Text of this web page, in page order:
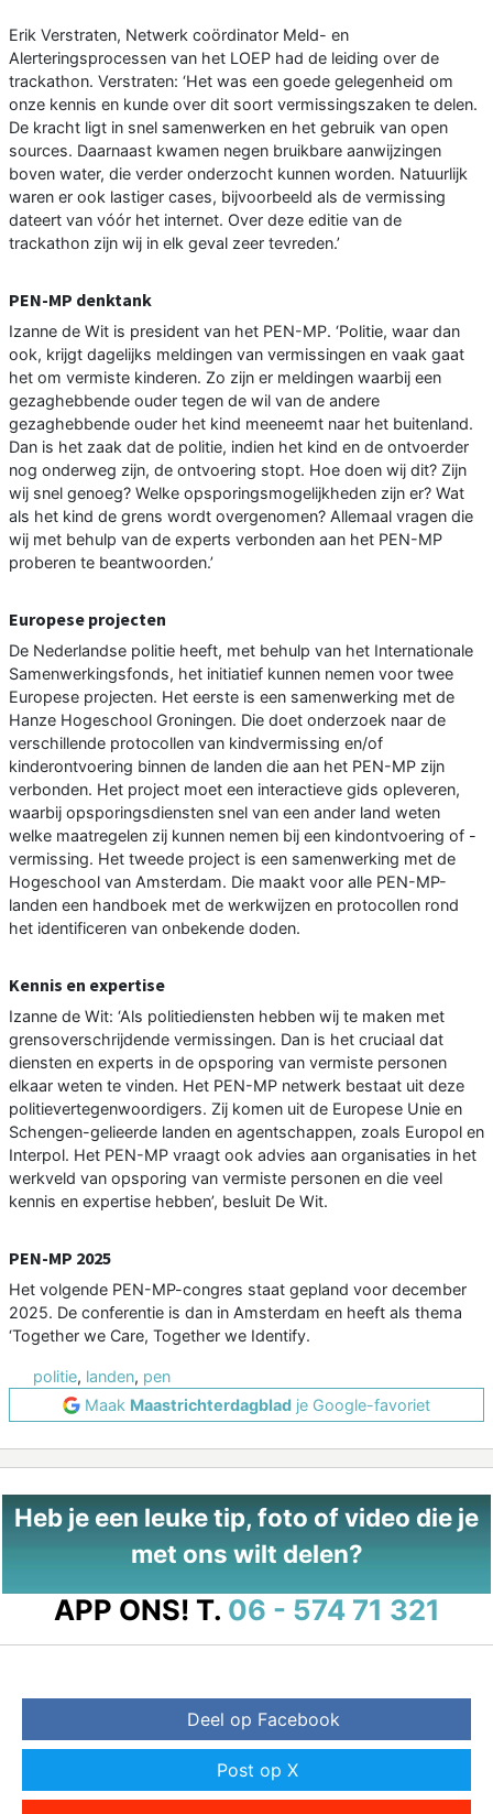
Erik Verstraten, Netwerk coördinator Meld- en
Alerteringsprocessen van het LOEP had de leiding over de
trackathon. Verstraten: ‘Het was een goede gelegenheid om
onze kennis en kunde over dit soort vermissingszaken te delen.
De kracht ligt in snel samenwerken en het gebruik van open
sources. Daarnaast kwamen negen bruikbare aanwijzingen
boven water, die verder onderzocht kunnen worden. Natuurlijk
waren er ook lastiger cases, bijvoorbeeld als de vermissing
dateert van vóór het internet. Over deze editie van de
trackathon zijn wij in elk geval zeer tevreden.’
PEN-MP denktank
Izanne de Wit is president van het PEN-MP. ‘Politie, waar dan
ook, krijgt dagelijks meldingen van vermissingen en vaak gaat
het om vermiste kinderen. Zo zijn er meldingen waarbij een
gezaghebbende ouder tegen de wil van de andere
gezaghebbende ouder het kind meeneemt naar het buitenland.
Dan is het zaak dat de politie, indien het kind en de ontvoerder
nog onderweg zijn, de ontvoering stopt. Hoe doen wij dit? Zijn
wij snel genoeg? Welke opsporingsmogelijkheden zijn er? Wat
als het kind de grens wordt overgenomen? Allemaal vragen die
wij met behulp van de experts verbonden aan het PEN-MP
proberen te beantwoorden.’
Europese projecten
De Nederlandse politie heeft, met behulp van het Internationale
Samenwerkingsfonds, het initiatief kunnen nemen voor twee
Europese projecten. Het eerste is een samenwerking met de
Hanze Hogeschool Groningen. Die doet onderzoek naar de
verschillende protocollen van kindvermissing en/of
kinderontvoering binnen de landen die aan het PEN-MP zijn
verbonden. Het project moet een interactieve gids opleveren,
waarbij opsporingsdiensten snel van een ander land weten
welke maatregelen zij kunnen nemen bij een kindontvoering of -
vermissing. Het tweede project is een samenwerking met de
Hogeschool van Amsterdam. Die maakt voor alle PEN-MP-
landen een handboek met de werkwijzen en protocollen rond
het identificeren van onbekende doden.
Kennis en expertise
Izanne de Wit: ‘Als politiediensten hebben wij te maken met
grensoverschrijdende vermissingen. Dan is het cruciaal dat
diensten en experts in de opsporing van vermiste personen
elkaar weten te vinden. Het PEN-MP netwerk bestaat uit deze
politievertegenwoordigers. Zij komen uit de Europese Unie en
Schengen-gelieerde landen en agentschappen, zoals Europol en
Interpol. Het PEN-MP vraagt ook advies aan organisaties in het
werkveld van opsporing van vermiste personen en die veel
kennis en expertise hebben’, besluit De Wit.
PEN-MP 2025
Het volgende PEN-MP-congres staat gepland voor december
2025. De conferentie is dan in Amsterdam en heeft als thema
‘Together we Care, Together we Identify.
politie, landen, pen
Maak Maastrichterdagblad je Google-favoriet
Heb je een leuke tip, foto of video die je
met ons wilt delen?
APP ONS! T. 06 - 574 71 321
Deel op Facebook
Post op X